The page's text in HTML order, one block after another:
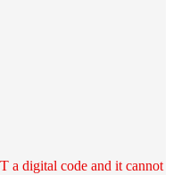
a digital code and it cannot